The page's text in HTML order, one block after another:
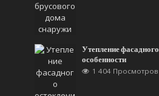
Утепление
особенности
1 404 Просмотров